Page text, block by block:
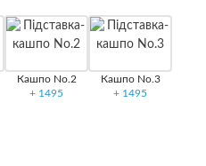
Кашпо No.2
+ 1495
Кашпо No.3
+ 1495